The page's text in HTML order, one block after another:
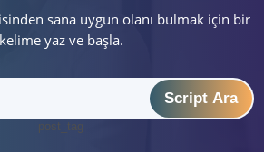
sana uygun olanı bulmak için bir
kelime yaz ve başla.
Script Ara
post_tag